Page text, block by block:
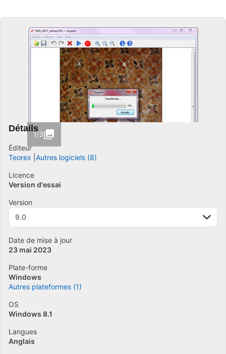
1/3
Détails
Éditeur
Teorex Autres logiciels (8)
Licence
Version d'essai
Version
9.0
Date de mise à jour
23 mai 2023
Plate-forme
Windows
Autres plateformes (1)
OS
Windows 8.1
Langues
Anglais